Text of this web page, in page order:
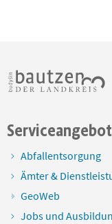
Abfallentsorgung
Ämter &
GeoWeb
Jobs und